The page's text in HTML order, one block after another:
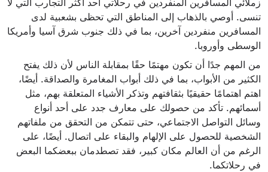
تنسى. أوصي بالذهاب إلى المناطق التي تحظى بشعبية لدى
المسافرين منفردين آخرين، بما في ذلك جنوب شرق آسيا وأمريكا
الوسطى وأوروبا.
من المهم جدًا أن تكون مهتمًا حقًا بمقابلة الناس لأن ذلك يفتح
الكثير من الأبواب، بما في ذلك أبواب المغامرة والصداقة. أيضًا،
اهتم اهتمامًا حقيقيًا بثقافتهم وتذكر الأشياء المتعلقة بهم، مثل
أسمائهم. تأكد من حصولك على معارف جدد على أحد أنواع
وسائل التواصل الاجتماعي، حتى تتمكن من التحقق من ملفاتهم
الشخصية للحصول على الإلهام والبقاء على اتصال. أيضًا، على
الرغم من أن العالم مكان كبير، فقد تصطدمان ببعضكما البعض
في رحلاتكما.